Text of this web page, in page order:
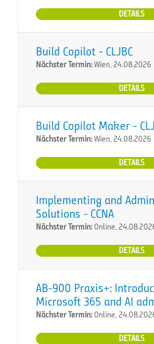
DETAILS
Build Copilot - CLJBC
Nächster Termin:Wien, 24.08.2026
DETAILS
Build Copilot Maker -
Nächster Termin:Wien, 24.08.2026
DETAILS
Implementing and
Solutions - CCNA
Nächster Termin:Online,
DETAILS
AB-900 Praxis+:
Microsoft 365 and AI
Nächster Termin:Online,
DETAILS